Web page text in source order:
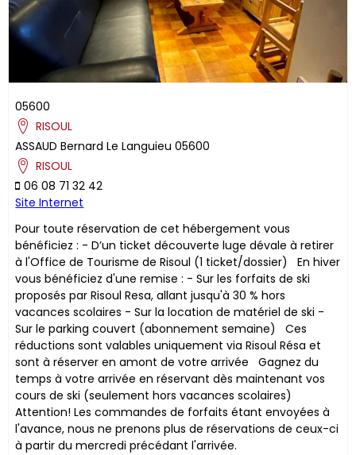
05600
RISOUL
ASSAUD Bernard Le Languieu 05600
RISOUL
06 08 71 32 42
Site Internet
Pour toute réservation de cet hébergement vous
bénéficiez : - D’un ticket découverte luge dévale à retirer
à l'Office de Tourisme de Risoul (1 ticket/dossier) En hiver
vous bénéficiez d'une remise : - Sur les forfaits de ski
proposés par Risoul Resa, allant jusqu'à 30 % hors
vacances scolaires - Sur la location de matériel de ski -
Sur le parking couvert (abonnement semaine) ​Ces
réductions sont valables uniquement via Risoul Résa et
sont à réserver en amont de votre arrivée Gagnez du
temps à votre arrivée en réservant dès maintenant vos
cours de ski (seulement hors vacances scolaires)
Attention! Les commandes de forfaits étant envoyées à
l'avance, nous ne prenons plus de réservations de ceux-ci
à partir du mercredi précédant l'arrivée.